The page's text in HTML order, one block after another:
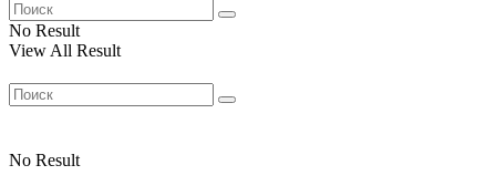
No Result
View All Result
No Result